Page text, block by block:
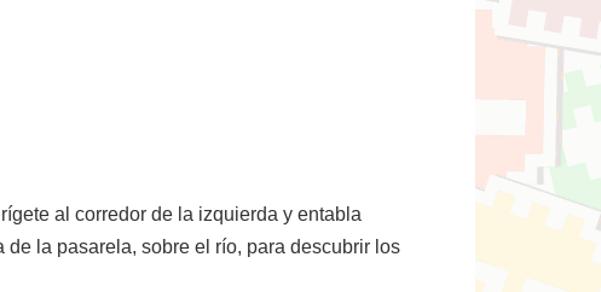
al corredor de la izquierda y entabla
la pasarela, sobre el río, para descubrir los